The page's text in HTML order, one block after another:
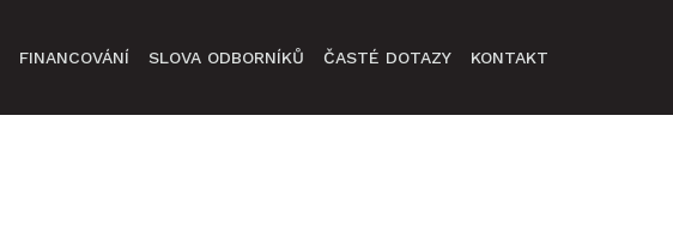
FINANCOVÁNÍ SLOVA ODBORNÍKŮ ČASTÉ DOTAZY KONTAKT